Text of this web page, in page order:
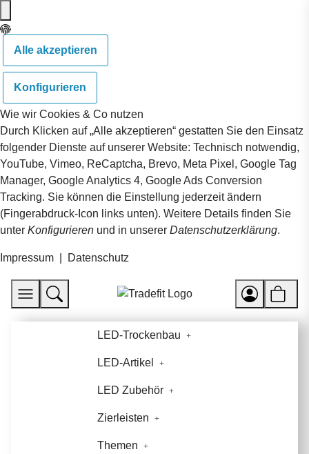
Alle akzeptieren
Konfigurieren
Wie wir Cookies & Co nutzen
Durch Klicken auf „Alle akzeptieren“ gestatten Sie den Einsatz
folgender Dienste auf unserer Website: Technisch notwendig,
YouTube, Vimeo, ReCaptcha, Brevo, Meta Pixel, Google Tag
Manager, Google Analytics 4, Google Ads Conversion
Tracking. Sie können die Einstellung jederzeit ändern
(Fingerabdruck-Icon links unten). Weitere Details finden Sie
unter Konfigurieren und in unserer Datenschutzerklärung.
Impressum Datenschutz
LED-Trockenbau
LED-Artikel
LED Zubehör
Zierleisten
Themen